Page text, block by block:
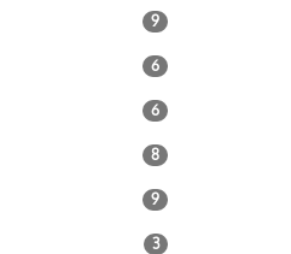
9
6
6
8
9
3